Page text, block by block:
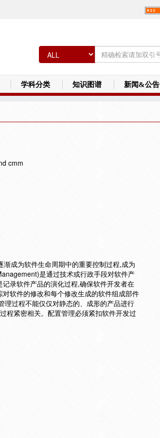
学科分类 知识图谱 新闻&公告
cmm
成为软件生命周期中的重要控制过程,成为
是通过技术或行政手段对软件产
录软件产品的演化过程,确保软件开发者在
软件的修改和每个修改生成的软件组成部件
理过程不能仅仅对静态的、成形的产品进行
程紧密相关。配置管理必须紧扣软件开发过